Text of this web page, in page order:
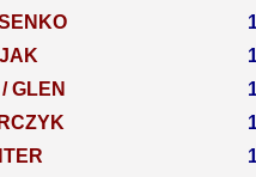
GLEN